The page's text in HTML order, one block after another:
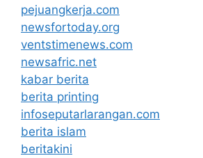
pejuangkerja.com
newsfortoday.org
ventstimenews.com
newsafric.net
kabar berita
berita printing
infoseputarlarangan.com
berita islam
beritakini